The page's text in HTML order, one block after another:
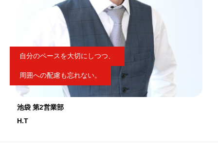
自分のペースを大切にしつつ、
周囲への配慮も忘れない。
池袋 第2営業部
H.T